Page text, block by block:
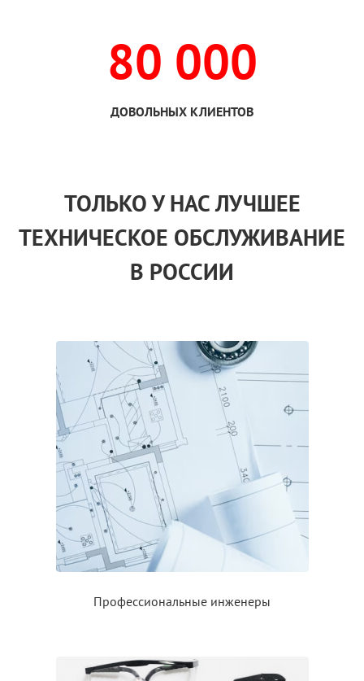
80 000
ДОВОЛЬНЫХ КЛИЕНТОВ
ТОЛЬКОУ НАСЛУЧШЕЕ
ТЕХНИЧЕСКОЕ ОБСЛУЖИВАНИЕ
В РОССИИ
Профессиональные инженеры